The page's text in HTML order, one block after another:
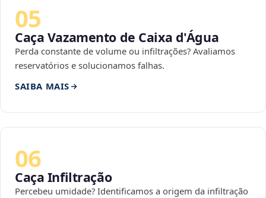
05
Caça Vazamento de Caixa d'Água
Perda constante de volume ou infiltrações? Avaliamos
reservatórios e solucionamos falhas.
SAIBA MAIS
06
Caça Infiltração
Percebeu umidade? Identificamos a origem da infiltração